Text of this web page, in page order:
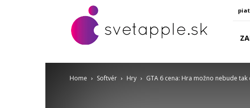
Home Softvér Hry GTA 6 cena: Hra možno nebude